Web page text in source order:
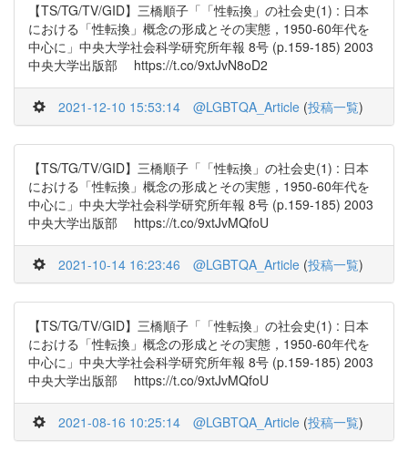
【TS/TG/TV/GID】三橋順子「「性転換」の社会史(1) : 日本
における「性転換」概念の形成とその実態，1950-60年代を
中心に」中央大学社会科学研究所年報 8号 (p.159-185) 2003
中央大学出版部 https://t.co/9xtJvN8oD2
2021-12-10 15:53:14 @LGBTQA_Article (投稿一覧)
【TS/TG/TV/GID】三橋順子「「性転換」の社会史(1) : 日本
における「性転換」概念の形成とその実態，1950-60年代を
中心に」中央大学社会科学研究所年報 8号 (p.159-185) 2003
中央大学出版部 https://t.co/9xtJvMQfoU
2021-10-14 16:23:46 @LGBTQA_Article (投稿一覧)
【TS/TG/TV/GID】三橋順子「「性転換」の社会史(1) : 日本
における「性転換」概念の形成とその実態，1950-60年代を
中心に」中央大学社会科学研究所年報 8号 (p.159-185) 2003
中央大学出版部 https://t.co/9xtJvMQfoU
2021-08-16 10:25:14 @LGBTQA_Article (投稿一覧)